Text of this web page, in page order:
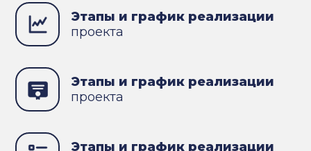
Этапы и график реализации
проекта
Этапы и график реализации
проекта
Этапы и график реализации